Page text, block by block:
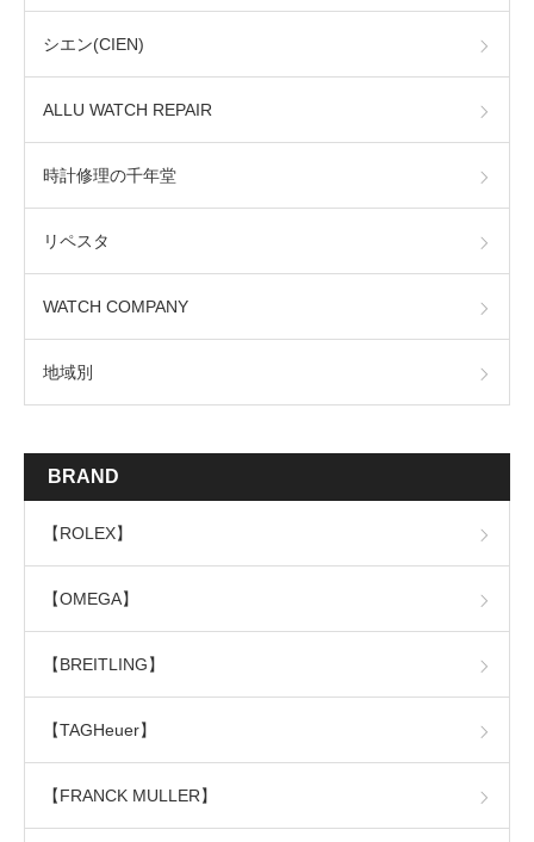
シエン(CIEN)
ALLU WATCH REPAIR
時計修理の千年堂
リペスタ
WATCH COMPANY
地域別
BRAND
【ROLEX】
【OMEGA】
【BREITLING】
【TAGHeuer】
【FRANCK MULLER】